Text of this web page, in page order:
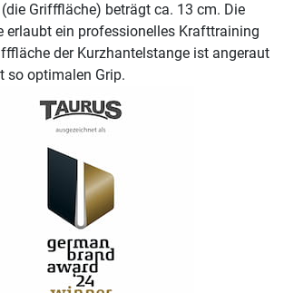
Grifffläche) beträgt ca. 13 cm. Die
erlaubt ein professionelles Krafttraining
der Kurzhantelstange ist angeraut
so optimalen Grip.